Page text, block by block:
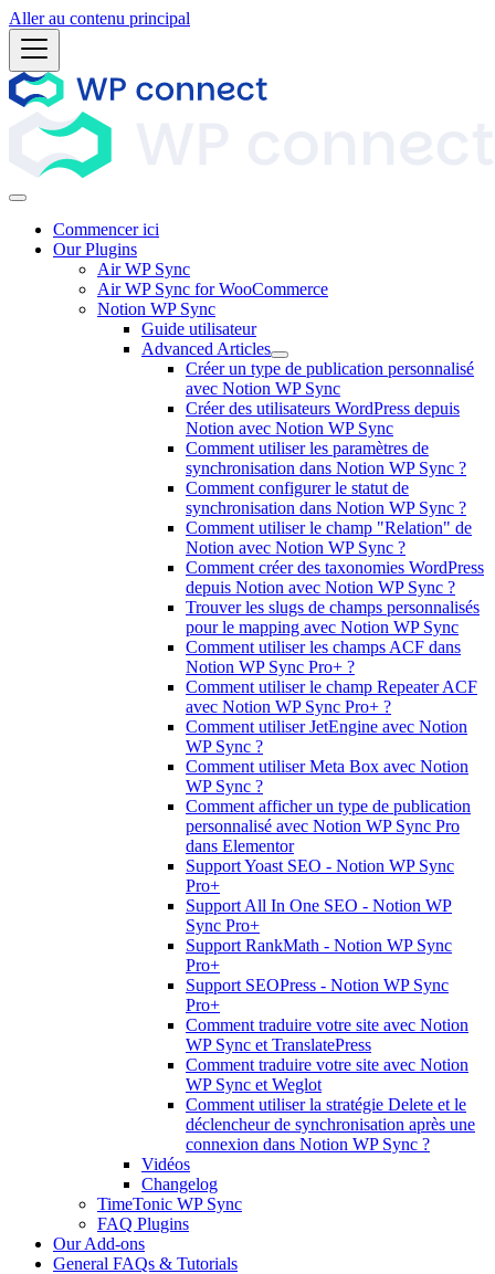
Aller au contenu principal
Commencer ici
Our Plugins
Air WP Sync
Air WP Sync for WooCommerce
Notion WP Sync
Guide utilisateur
Advanced Articles
Créer un type de publication personnalisé
avec Notion WP Sync
Créer des utilisateurs WordPress depuis
Notion avec Notion WP Sync
Comment utiliser les paramètres de
synchronisation dans Notion WP Sync ?
Comment configurer le statut de
synchronisation dans Notion WP Sync ?
Comment utiliser le champ "Relation" de
Notion avec Notion WP Sync ?
Comment créer des taxonomies WordPress
depuis Notion avec Notion WP Sync ?
Trouver les slugs de champs personnalisés
pour le mapping avec Notion WP Sync
Comment utiliser les champs ACF dans
Notion WP Sync Pro+ ?
Comment utiliser le champ Repeater ACF
avec Notion WP Sync Pro+ ?
Comment utiliser JetEngine avec Notion
WP Sync ?
Comment utiliser Meta Box avec Notion
WP Sync ?
Comment afficher un type de publication
personnalisé avec Notion WP Sync Pro
dans Elementor
Support Yoast SEO - Notion WP Sync
Pro+
Support All In One SEO - Notion WP
Sync Pro+
Support RankMath - Notion WP Sync
Pro+
Support SEOPress - Notion WP Sync
Pro+
Comment traduire votre site avec Notion
WP Sync et TranslatePress
Comment traduire votre site avec Notion
WP Sync et Weglot
Comment utiliser la stratégie Delete et le
déclencheur de synchronisation après une
connexion dans Notion WP Sync ?
Vidéos
Changelog
TimeTonic WP Sync
FAQ Plugins
Our Add-ons
General FAQs & Tutorials